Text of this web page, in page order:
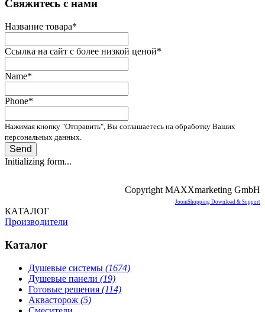
­Свяжитесь с нами
Название товара*
Ссылка на сайт с более низкой ценой*
Name*
Phone*
Нажимая кнопку "Отправить", Вы соглашаетесь на обработку Ваших
персональных данных.
Send
Initializing form...
Copyright MAXXmarketing GmbH
JoomShopping Download & Support
КАТАЛОГ
Производители
Каталог
Душевые системы (1674)
Душевые панели (19)
Готовые решения (114)
Аквасторож (5)